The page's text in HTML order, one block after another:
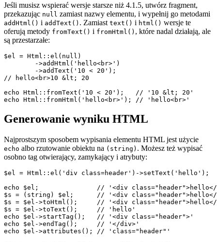
Jeśli musisz wspierać wersje starsze niż 4.1.5, utwórz fragment,
przekazując null zamiast nazwy elementu, i wypełnij go metodami
addHtml() i addText() . Zamiast text() i html() wersje te
oferują metody fromText() i fromHtml() , które nadal działają, ale
są przestarzałe:
$el = Html::el(null)
// hello<br>10 &lt; 20
echo Html::fromText('10 < 20');   // '10 &lt; 20'
Generowanie wyniku HTML
Najprostszym sposobem wypisania elementu HTML jest użycie
echo albo rzutowanie obiektu na (string) . Możesz też wypisać
osobno tag otwierający, zamykający i atrybuty:
$el = Html::el('div class=header')->setText('hello');
echo $el;               // '<div
$s = (string) $el;      // '<div
$s = $el->toHtml();     // '<div
$s = $el->toText();     // 'hello'
echo $el->startTag();   // '<div class="header">'
echo $el->endTag();     // '</div>'